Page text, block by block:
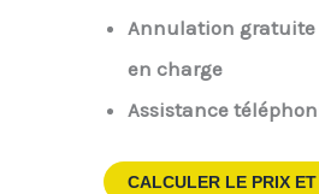
Annulation gratuite
en charge
Assistance
CALCULER LE PRIX ET